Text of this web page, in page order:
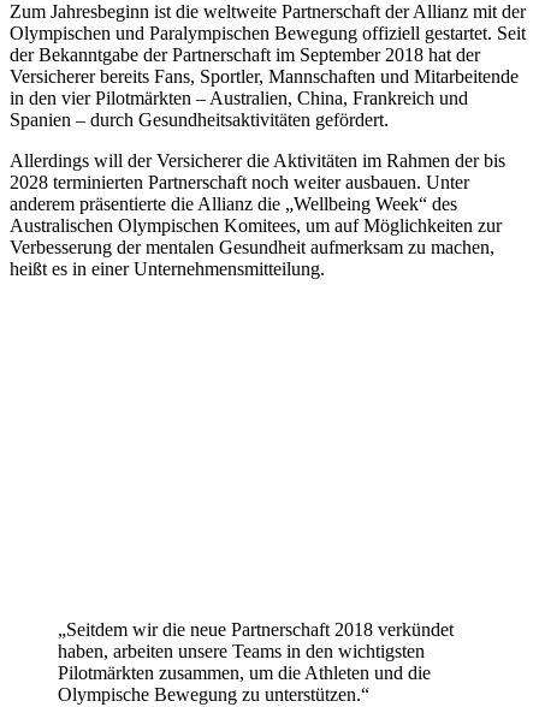
Zum Jahresbeginn ist die weltweite Partnerschaft der Allianz mit der
Olympischen und Paralympischen Bewegung offiziell gestartet. Seit
der Bekanntgabe der Partnerschaft im September 2018 hat der
Versicherer bereits Fans, Sportler, Mannschaften und Mitarbeitende
in den vier Pilotmärkten – Australien, China, Frankreich und
Spanien – durch Gesundheitsaktivitäten gefördert.
Allerdings will der Versicherer die Aktivitäten im Rahmen der bis
2028 terminierten Partnerschaft noch weiter ausbauen. Unter
anderem präsentierte die Allianz die „Wellbeing Week“ des
Australischen Olympischen Komitees, um auf Möglichkeiten zur
Verbesserung der mentalen Gesundheit aufmerksam zu machen,
heißt es in einer Unternehmensmitteilung.
„Seitdem wir die neue Partnerschaft 2018 verkündet
haben, arbeiten unsere Teams in den wichtigsten
Pilotmärkten zusammen, um die Athleten und die
Olympische Bewegung zu unterstützen.“